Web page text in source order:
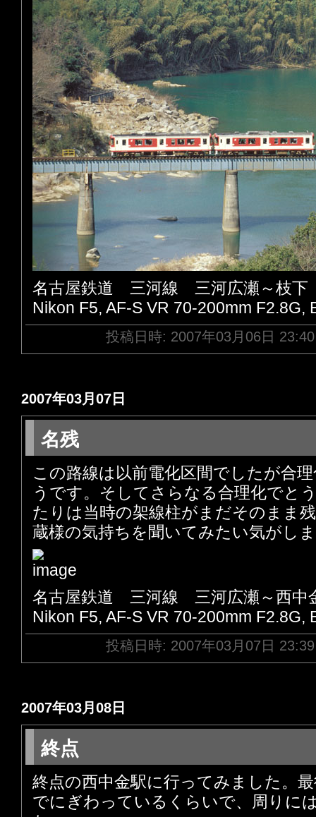
名古屋鉄道 三河線 三河広瀬～枝下
Nikon F5, AF-S VR 70-200mm F2.8G,
投稿日時: 2007年03月06日
2007年03月07日
名残
この路線は以前電化区間でしたが合
うです。そしてさらなる合理化でと
たりは当時の架線柱がまだそのまま
蔵様の気持ちを聞いてみたい気がし
名古屋鉄道 三河線 三河広瀬～西中
Nikon F5, AF-S VR 70-200mm F2.8G,
投稿日時: 2007年03月07日
2007年03月08日
終点
終点の西中金駅に行ってみました。
でにぎわっているくらいで、周りに